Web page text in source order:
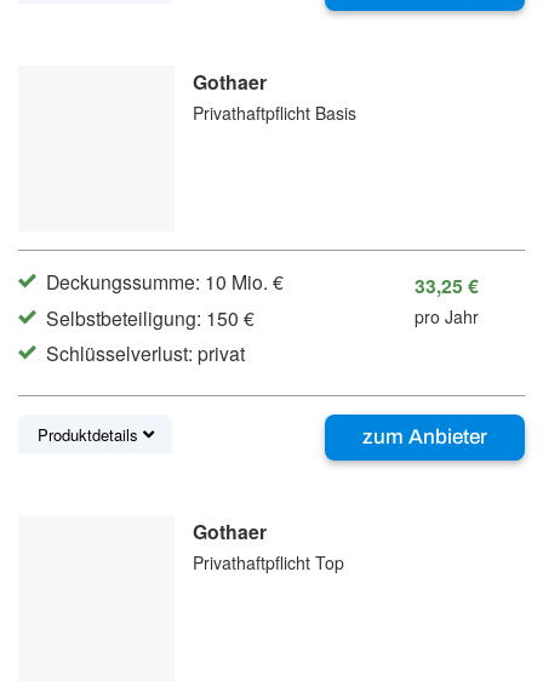
Gothaer
Privathaftpflicht Basis
Deckungssumme: 10 Mio. €
Selbstbeteiligung: 150 €
Schlüsselverlust: privat
33,25 €
pro Jahr
zum Anbieter
Produktdetails
Gothaer
Privathaftpflicht Top